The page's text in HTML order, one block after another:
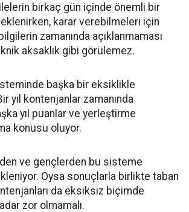
birkaç gün içinde önemli bir
karar verebilmeleri için
zamanında açıklanmaması
aksaklık gibi görülemez.
başka bir eksiklikle
yıl kontenjanlar zamanında
yıl puanlar ve yerleştirme
konusu oluyor.
ve gençlerden bu sisteme
Oysa sonuçlarla birlikte taban
da eksiksiz biçimde
zor olmamalı.